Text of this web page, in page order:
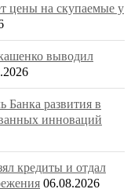
цены на скупаемые у
выводил
Банка развития в
инноваций
кредиты и отдал
06.08.2026